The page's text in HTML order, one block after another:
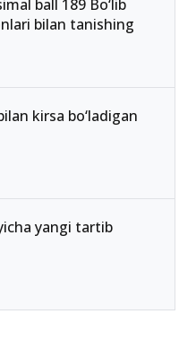
ball 189 Bo‘lib
bilan tanishing
kirsa bo‘ladigan
yangi tartib